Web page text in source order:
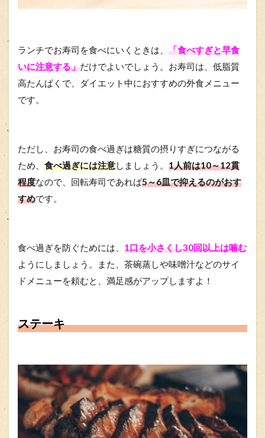
ランチでお寿司を食べにいくときは、 「食べすぎと早食
いに注意する」だけでよいでしょう。お寿司は、低脂質
高たんぱくで、ダイエット中におすすめの外食メニュー
です。
ただし、お寿司の食べ過ぎは糖質の摂りすぎにつながる
ため、 食べ過ぎには注意しましょう。 1人前は10～12貫
程度なので、回転寿司であれば5～6皿で抑えるのがおす
すめです。
食べ過ぎを防ぐためには、 1口を小さくし30回以上は噛む
ようにしましょう。また、茶碗蒸しや味噌汁などのサイ
ドメニューを頼むと、満足感がアップしますよ！
ステーキ